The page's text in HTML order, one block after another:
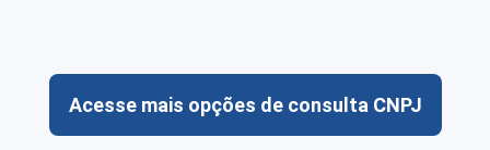
Acesse mais opções de consulta CNPJ